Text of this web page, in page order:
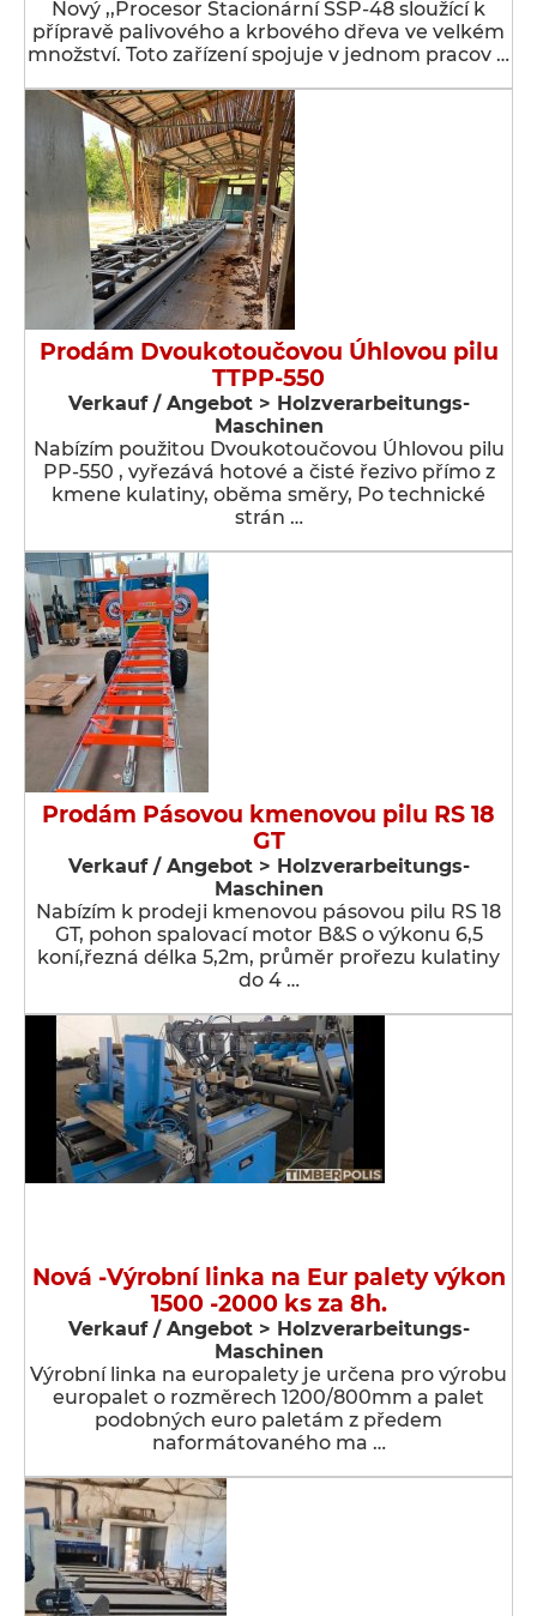
Nový ,,Procesor Stacionární SSP-48 sloužící k
přípravě palivového a krbového dřeva ve velkém
množství. Toto zařízení spojuje v jednom pracov …
Prodám Dvoukotoučovou Úhlovou pilu
TTPP-550
Verkauf / Angebot > Holzverarbeitungs-
Maschinen
Nabízím použitou Dvoukotoučovou Úhlovou pilu
PP-550 , vyřezává hotové a čisté řezivo přímo z
kmene kulatiny, oběma směry, Po technické
strán …
Prodám Pásovou kmenovou pilu RS 18
GT
Verkauf / Angebot > Holzverarbeitungs-
Maschinen
Nabízím k prodeji kmenovou pásovou pilu RS 18
GT, pohon spalovací motor B&S o výkonu 6,5
koní,řezná délka 5,2m, průměr prořezu kulatiny
do 4 …
Nová -Výrobní linka na Eur palety výkon
1500 -2000 ks za 8h.
Verkauf / Angebot > Holzverarbeitungs-
Maschinen
Výrobní linka na europalety je určena pro výrobu
europalet o rozměrech 1200/800mm a palet
podobných euro paletám z předem
naformátovaného ma …